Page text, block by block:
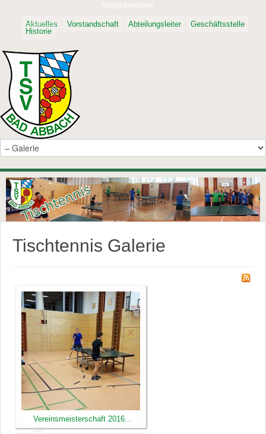
Mitglied werden
Aktuelles Vorstandschaft Abteilungsleiter
Geschäftsstelle
Historie
Tischtennis Galerie
Vereinsmeisterschaft 2016...
(17)